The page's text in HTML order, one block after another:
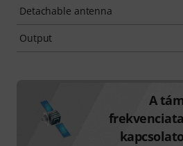
Detachable antenna
Output
A